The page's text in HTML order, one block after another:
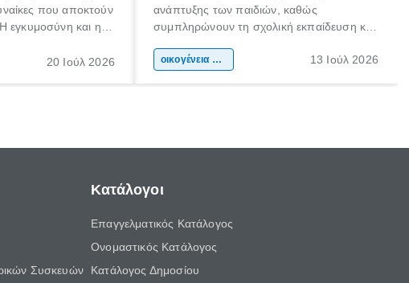
που αποκτούν
Η εγκυμοσύνη και η
ζωή κάθε20 Ιούλ 2026
ανάπτυξης των παιδιών, καθώς
συμπληρώνουν τη σχολική εκπαίδευση και
της προσωπικότητας, της κοινωνικότητας
οικογένεια & παιδί 13 Ιούλ 2026
Συσκευών
Κατάλογοι
Επαγγελματικός Κατάλογος
Ονομαστικός Κατάλογος
Κατάλογος Δημοσίου